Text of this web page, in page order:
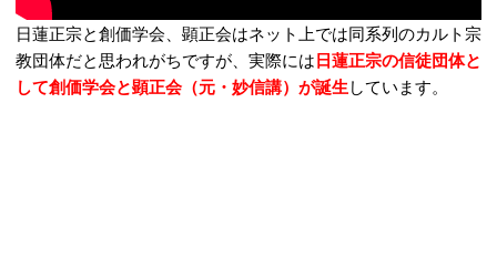
日蓮正宗と創価学会、顕正会はネット上では同系列のカルト宗
教団体だと思われがちですが、実際には日蓮正宗の信徒団体と
して創価学会と顕正会（元・妙信講）が誕生 しています。